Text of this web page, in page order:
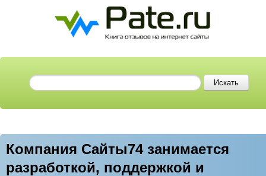
Компания Сайты74 занимается
разработкой, поддержкой и